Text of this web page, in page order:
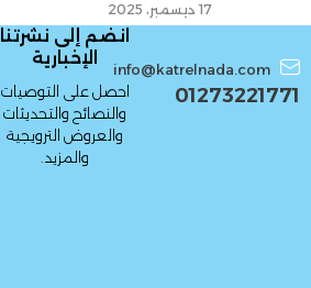
17 ديسمبر، 2025
انضم إلى نشرتنا
الإخبارية
احصل على التوصيات
والنصائح والتحديثات
والعروض الترويجية
والمزيد.
info@katrelnada.com
01273221771